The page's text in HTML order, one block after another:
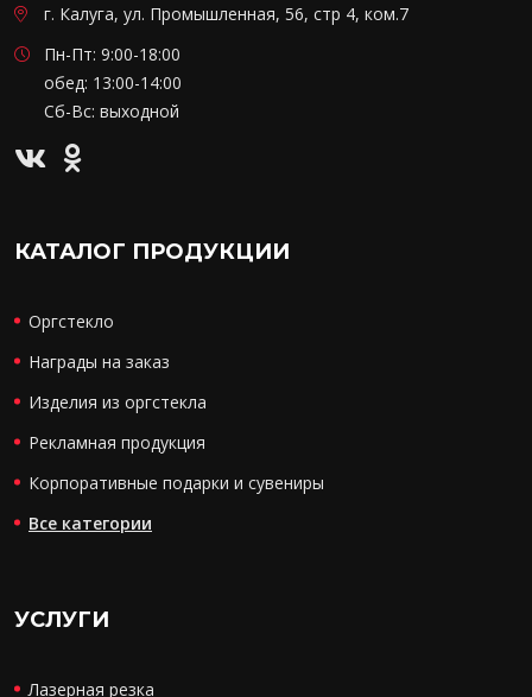
г. Калуга, ул. Промышленная, 56, стр 4, ком.7
Пн-Пт: 9:00-18:00
обед: 13:00-14:00
Сб-Вс: выходной
КАТАЛОГ ПРОДУКЦИИ
Оргстекло
Награды на заказ
Изделия из оргстекла
Рекламная продукция
Корпоративные подарки и сувениры
Все категории
УСЛУГИ
Лазерная резка